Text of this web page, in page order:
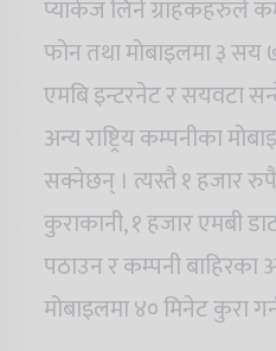
प्याकेज लिने ग्राहकहरुले
फोन तथा मोबाइलमा ३ सय
एमबि इन्टरनेट र सयवटा
अन्य राष्ट्रिय कम्पनीका
सक्नेछन् । त्यस्तै १ हजार
कुराकानी, १ हजार एमबी
पठाउन र कम्पनी बाहिरका
मोबाइलमा ४० मिनेट कुरा